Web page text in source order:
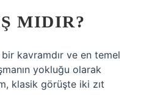
MIDIR?
kavramdır ve en temel
yokluğu olarak
klasik görüşte iki zıt